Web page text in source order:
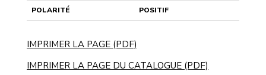
POLARITÉ POSITIF
IMPRIMER LA PAGE (PDF)
IMPRIMER LA PAGE DU CATALOGUE (PDF)